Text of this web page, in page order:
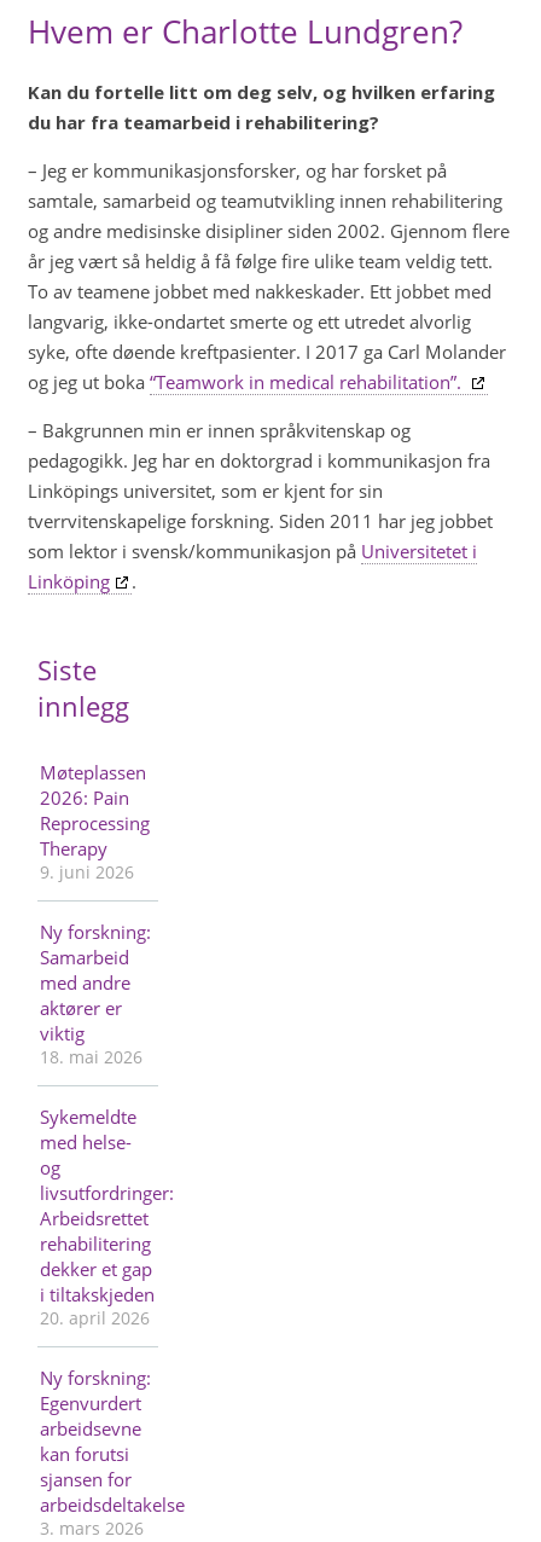
Hvem er Charlotte Lundgren?
Kan du fortelle litt om deg selv, og hvilken erfaring
du har fra teamarbeid i rehabilitering?
– Jeg er kommunikasjonsforsker, og har forsket på
samtale, samarbeid og teamutvikling innen rehabilitering
og andre medisinske disipliner siden 2002. Gjennom flere
år jeg vært så heldig å få følge fire ulike team veldig tett.
To av teamene jobbet med nakkeskader. Ett jobbet med
langvarig, ikke-ondartet smerte og ett utredet alvorlig
syke, ofte døende kreftpasienter. I 2017 ga Carl Molander
og jeg ut boka “Teamwork in medical rehabilitation”.
– Bakgrunnen min er innen språkvitenskap og
pedagogikk. Jeg har en doktorgrad i kommunikasjon fra
Linköpings universitet, som er kjent for sin
tverrvitenskapelige forskning. Siden 2011 har jeg jobbet
som lektor i svensk/kommunikasjon på Universitetet i
Linköping
.
Siste
innlegg
Møteplassen
2026: Pain
Reprocessing
Therapy
9. juni 2026
Ny forskning:
Samarbeid
med andre
aktører er
viktig
18. mai 2026
Sykemeldte
med helse-
og
livsutfordringer:
Arbeidsrettet
rehabilitering
dekker et gap
i tiltakskjeden
20. april 2026
Ny forskning:
Egenvurdert
arbeidsevne
kan forutsi
sjansen for
arbeidsdeltakelse
3. mars 2026